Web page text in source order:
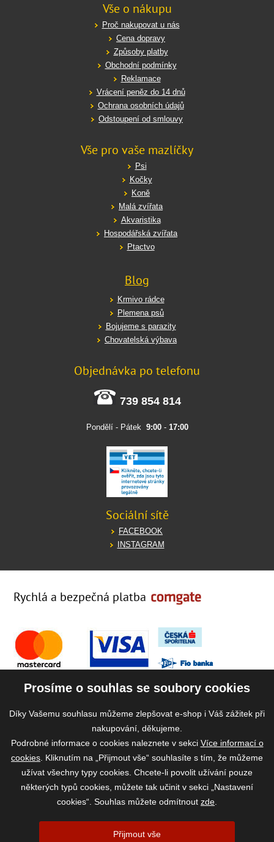
Vše o nákupu
Proč nakupovat u nás
Cena dopravy
Způsoby platby
Obchodní podmínky
Reklamace
Vrácení peněz do 14 dnů
Ochrana osobních údajů
Odstoupení od smlouvy
Vše pro vaše mazlíčky
Psi
Kočky
Koně
Malá zvířata
Akvaristika
Hospodářská zvířata
Ptactvo
Blog
Krmivo rádce
Plemena psů
Bojujeme s parazity
Chovatelská výbava
Objednávka po telefonu
739 854 814
Pondělí - Pátek 9:00- 17:00
Sociální sítě
FACEBOOK
INSTAGRAM
Rychlá a bezpečná platba
2026 ©www.vase-krmivo.cz- Tomáš Kroupa e-shop, Kanice 307, 664 01
Brno-venkov, IČ: 75785439
Prosíme o souhlas se soubory cookies
Díky Vašemu souhlasu můžeme zlepšovat e-shop i Váš zážitek při
nakupování, děkujeme.
Podrobné informace o cookies naleznete v sekci Více informací o
cookies . Kliknutím na „Přijmout vše“ souhlasíte s tím, že můžeme
užívat všechny typy cookies. Chcete-li povolit užívání pouze
některých typů cookies, můžete tak učinit v sekci „Nastavení
cookies“. Souhlas můžete odmítnout zde
Přijmout vše